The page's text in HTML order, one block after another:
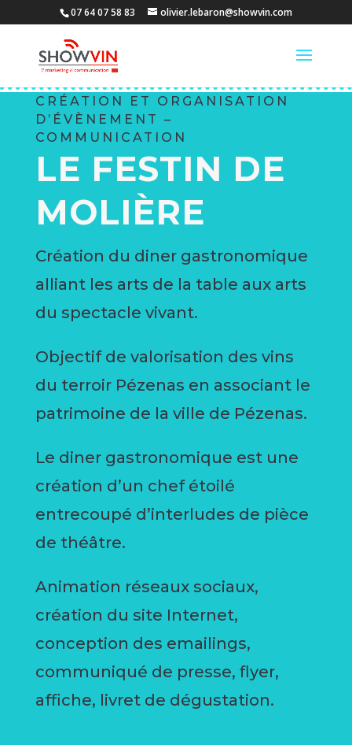
07 64 07 58 83 olivier.lebaron@showvin.com
CRÉATION ET ORGANISATION
D’ÉVÈNEMENT –
COMMUNICATION
LE FESTIN DE
MOLIÈRE
Création du diner gastronomique
alliant les arts de la table aux arts
du spectacle vivant.
Objectif de valorisation des vins
du terroir Pézenas en associant le
patrimoine de la ville de Pézenas.
Le diner gastronomique est une
création d’un chef étoilé
entrecoupé d’interludes de pièce
de théâtre.
Animation réseaux sociaux,
création du site Internet,
conception des emailings,
communiqué de presse, flyer,
affiche, livret de dégustation.